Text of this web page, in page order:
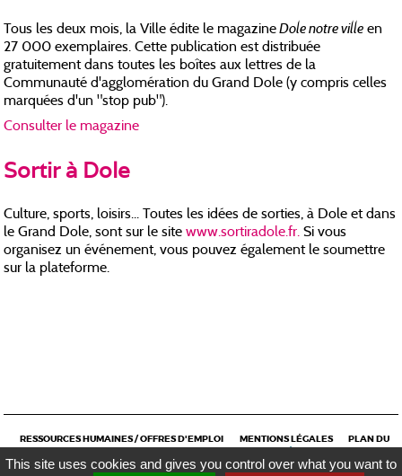
Tous les deux mois, la Ville édite le magazineDole notre ville en
27 000 exemplaires. Cette publication est distribuée
gratuitement dans toutes les boîtes aux lettres de la
Communauté d'agglomération du Grand Dole (y compris celles
marquées d'un "stop pub").
Consulter le magazine
Sortir à Dole
Culture, sports, loisirs... Toutes les idées de sorties, à Dole et dans
le Grand Dole, sont sur le sitewww.sortiradole.fr. Si vous
organisez un événement, vous pouvez également le soumettre
sur la plateforme.
RESSOURCES HUMAINES / OFFRES D'EMPLOI MENTIONS LÉGALES
PLAN DU
SITE
CONTACT
This site uses cookies and gives you control over what you want to